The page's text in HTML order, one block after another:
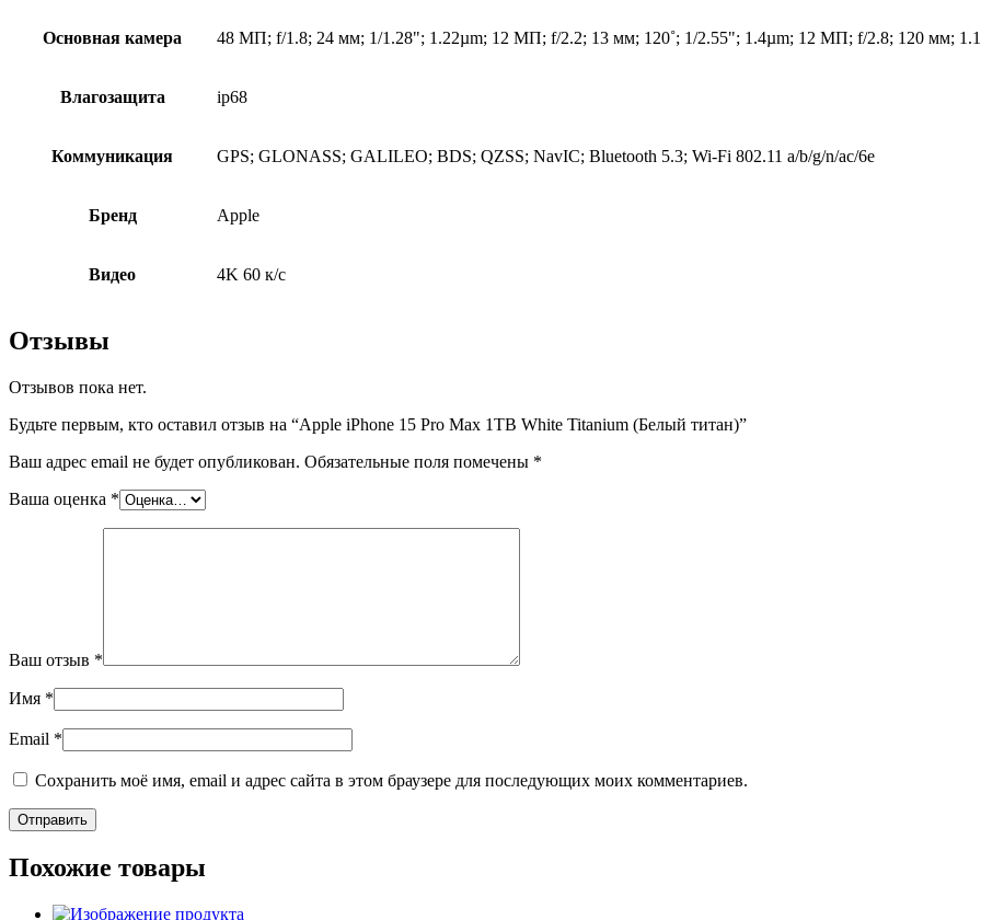
Основная камера 48 МП; f/1.8; 24 мм; 1/1.28"; 1.22µm; 12 МП; f/2.2; 13 мм; 120˚; 1/2.55"; 1.4µm; 12 МП; f/2.8; 120 мм;
Влагозащита ip68
Коммуникация GPS; GLONASS; GALILEO; BDS; QZSS; NavIC; Bluetooth 5.3; Wi-Fi 802.11 a/b/g/n/ac/6e
Бренд Apple
Видео 4K 60 к/c
Отзывы
Отзывов пока нет.
Будьте первым, кто оставил отзыв на “Apple iPhone 15 Pro Max 1TB White Titanium (Белый титан)”
Ваш адрес email не будет опубликован. Обязательные поля помечены *
Ваша оценка *
Ваш отзыв *
Имя *
Email *
Сохранить моё имя, email и адрес сайта в этом браузере для последующих моих комментариев.
Похожие товары